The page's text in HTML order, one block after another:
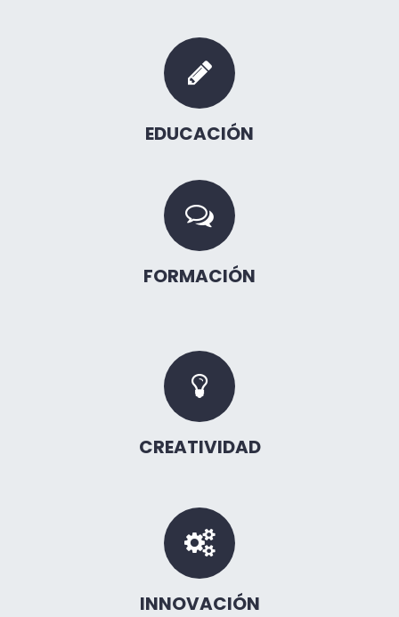
EDUCACIÓN
FORMACIÓN
CREATIVIDAD
INNOVACIÓN